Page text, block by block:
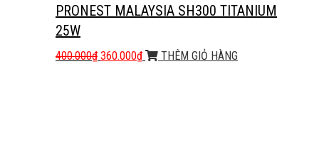
PRONEST MALAYSIA SH300 TITANIUM
25W
400.000₫ 360.000₫ THÊM GIỎ HÀNG